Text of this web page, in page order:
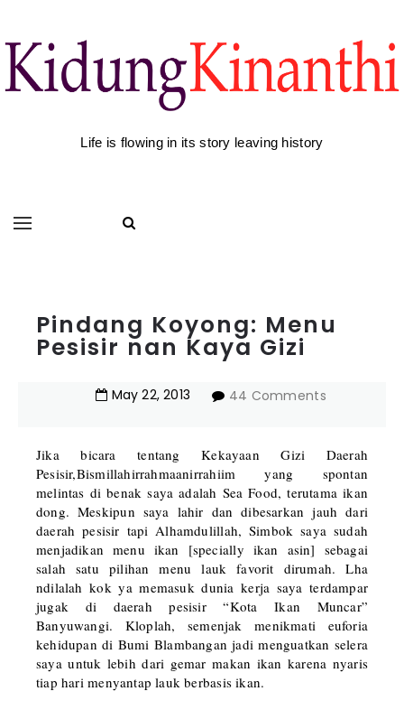
Life is flowing in its story leaving history
Pindang Koyong: Menu
Pesisir nan Kaya Gizi
May 22,2013 44 Comments
Jika bicara tentang Kekayaan Gizi Daerah
Pesisir,Bismillahirrahmaanirrahiim yang spontan
melintas di benak saya adalah Sea Food, terutama ikan
dong. Meskipun saya lahir dan dibesarkan jauh dari
daerah pesisir tapi Alhamdulillah, Simbok saya sudah
menjadikan menu ikan [specially ikan asin] sebagai
salah satu pilihan menu lauk favorit dirumah. Lha
ndilalah kok ya memasuk dunia kerja saya terdampar
jugak di daerah pesisir “Kota Ikan Muncar”
Banyuwangi. Kloplah, semenjak menikmati euforia
kehidupan di Bumi Blambangan jadi menguatkan selera
saya untuk lebih dari gemar makan ikan karena nyaris
tiap hari menyantap lauk berbasis ikan.